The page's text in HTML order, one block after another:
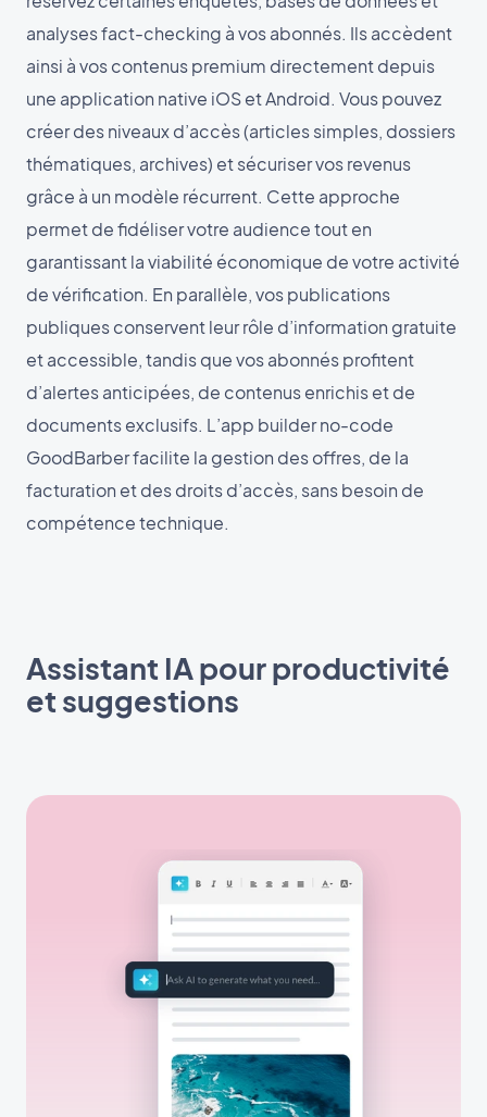
analyses fact-checking à vos abonnés. Ils accèdent
ainsi à vos contenus premium directement depuis
une application native iOS et Android. Vous pouvez
créer des niveaux d’accès (articles simples, dossiers
thématiques, archives) et sécuriser vos revenus
grâce à un modèle récurrent. Cette approche
permet de fidéliser votre audience tout en
garantissant la viabilité économique de votre activité
de vérification. En parallèle, vos publications
publiques conservent leur rôle d’information gratuite
et accessible, tandis que vos abonnés profitent
d’alertes anticipées, de contenus enrichis et de
documents exclusifs. L’app builder no-code
GoodBarber facilite la gestion des offres, de la
facturation et des droits d’accès, sans besoin de
compétence technique.
Assistant IA pour productivité
et suggestions